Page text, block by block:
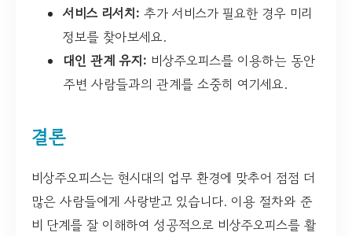
서비스 리서치: 추가 서비스가 필요한 경우 미리
정보를 찾아보세요.
대인 관계 유지: 비상주오피스를 이용하는 동안
주변 사람들과의 관계를 소중히 여기세요.
결론
비상주오피스는 현시대의 업무 환경에 맞추어 점점 더
많은 사람들에게 사랑받고 있습니다. 이용 절차와 준
비 단계를 잘 이해하여 성공적으로 비상주오피스를 활